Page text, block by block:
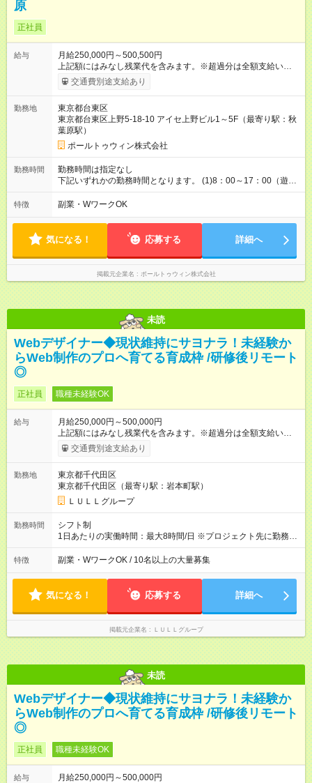
原
正社員
給与
月給250,000円～500,500円
上記額にはみなし残業代を含みます。※超過分は全額支給いたし
ます。 みなし残業代 33,780円 ～ 67,640円／月 みなし残業時
間 20時間／月 ※経験や能力を考慮し決定 ※管理監督者は時間外
上限5万円） ・出張手当 ■□将来のキャリアステップについて■□
志向に応じたキャリア形成が可能です ◎専門性を高め、品質領
域の第一人者を目指す≪スペシャリストコース≫ ◎組織マネジ
メントを担い、将来的に経営に関わる≪ジェネラルコース≫ デ
バックリーダー経験後は、 以下のポジションへステップアップ
が可能です。 (1) プロジェクトマネージャー 現場のスペシャリ
ストとして、 クライアント課題の解決と より高度な品質保証を
大を見据え、 プロジェクト管理・人員管理を担う管理職です ◎
その他にも ・年間4回実施の講義 『リーダーチャレンジ制
度』 ・eラーニングで受講できる 独自教材『ソダテク』 な
ど、いずれも職位や経験年数を問わず、受講可能な研修制度を
用意しております 【試用期間】試用期間あり 試用期間の長さ：
3ヶ月 雇用形態、給与は本採用時と同じです。
交通費別途支給あり
勤務地
東京都台東区
東京都台東区上野5-18-10 アイセ上野ビル1～5F（最寄り駅：秋
葉原駅）
ポールトゥウィン株式会社
勤務時間
勤務時間は指定なし
下記いずれかの勤務時間となります。 (1)8：00～17：00（遊技
機） (2)15：00～24：00（遊技機） (3)23：30～8：30（遊技
機） ※実働8時間 ※遊技機に関しては、基本(2)～(3)いずれかの
特徴 副業・WワークOK
気になる！ 応募する 詳細へ
掲載元企業名 ポールトゥウィン株式会社
未読
Webデザイナー◆現状維持にサヨナラ！未経験か
らWeb制作のプロへ育てる育成枠 /研修後リモート
◎
正社員 職種未経験OK
給与
月給250,000円～500,000円
上記額にはみなし残業代を含みます。※超過分は全額支給いたし
ます。 みなし残業代 21,675円／月 みなし残業時間 12時間／月 -
------------------------------------------------------- ≪経験者の方は以下と
万円～＋業績賞与＋交通費＋各種手当 ※固定残業代（30時間/6
万6，610円分）を含む。超過分は追加支給いたします 能力やス
キルを考慮し初任給を決定。経験者の方は前給考慮も可能で
す！ ◎昇給年1回（研修終了後） ◎賞与年2回（2月・8月）＋業
績賞与あり ◤スキルアップも、収入アップも。◢ 入社後の成長
や頑張りは、しっかり給与で還元しています。 実際にほぼ全員
上アップした社員も。 エンジニアへの還元率は業界高水準の
87％。 スキルを磨いた分だけ、収入アップも目指せる環境で
す！ 【試用期間】試用期間あり 試用期間の長さ：6ヶ月 ※ 雇用
形態と給与に、本採用時と異なる部分があります。 雇用形態：
中途採用（契約社員） 給与：月給 230,000円以上 上記額にはみ
なし残業代を含みます。※超過分は全額支給いたします。 みな
別途支給いたします ※研修期間中（最大12ヶ月間）も、試用期
交通費別途支給あり
勤務地
東京都千代田区
東京都千代田区（最寄り駅：岩本町駅）
ＬＵＬＬグループ
勤務時間
シフト制
1日あたりの実働時間：最大8時間/日 ※プロジェクト先に勤務時
間は異なります 【シフト例】 ・10時00分～19時00分 ・9時00
分～18時00分 平均残業時間：月10時間以内
特徴 副業・WワークOK / 10名以上の大量募集
気になる！ 応募する 詳細へ
掲載元企業名 ＬＵＬＬグループ
未読
Webデザイナー◆現状維持にサヨナラ！未経験か
らWeb制作のプロへ育てる育成枠 /研修後リモート
◎
正社員 職種未経験OK
給与
月給250,000円～500,000円